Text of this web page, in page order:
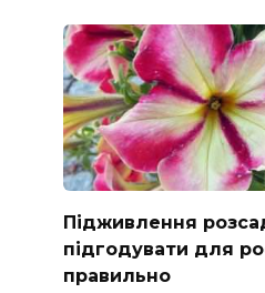
Підживлення
підгодувати для
правильно